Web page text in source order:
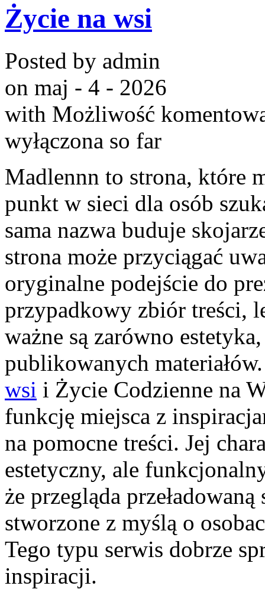
Życie na wsi
Posted by admin
on maj - 4 - 2026
with Możliwość
wyłączona so far
Madlennn to strona, które
punkt w sieci dla osób
sama nazwa buduje
strona może przyciągać
oryginalne podejście do
przypadkowy zbiór treści,
ważne są zarówno
publikowanych
wsi i Życie Codzienne na
funkcję miejsca z
na pomocne treści. Jej
estetyczny, ale
że przegląda
stworzone z myślą o
Tego typu serwis dobrze
inspiracji.